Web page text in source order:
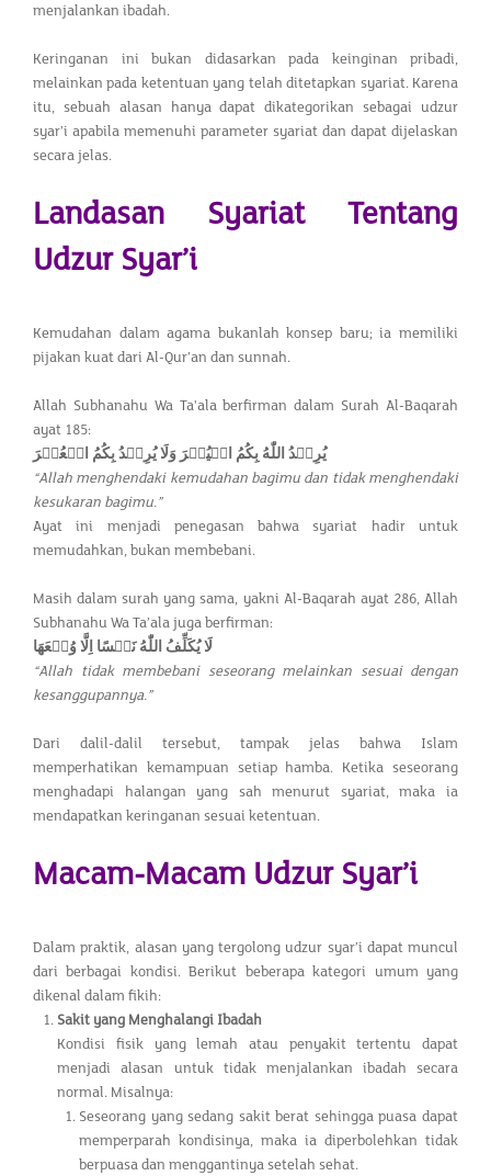
menjalankan ibadah.
Keringanan ini bukan didasarkan pada keinginan pribadi,
melainkan pada ketentuan yang telah ditetapkan syariat. Karena
itu, sebuah alasan hanya dapat dikategorikan sebagai udzur
syar’i apabila memenuhi parameter syariat dan dapat dijelaskan
secara jelas.
Landasan Syariat Tentang
Udzur Syar’i
Kemudahan dalam agama bukanlah konsep baru; ia memiliki
pijakan kuat dari Al-Qur’an dan sunnah.
Allah Subhanahu Wa Ta'ala berfirman dalam Surah Al-Baqarah
ayat 185:
يُرِيۡدُ اللّٰهُ بِکُمُ الۡيُسۡرَ وَلَا يُرِيۡدُ بِکُمُ الۡعُسۡرَ
“Allah menghendaki kemudahan bagimu dan tidak menghendaki
kesukaran bagimu.”
Ayat ini menjadi penegasan bahwa syariat hadir untuk
memudahkan, bukan membebani.
Masih dalam surah yang sama, yakni Al-Baqarah ayat 286, Allah
Subhanahu Wa Ta’ala juga berfirman:
“Allah tidak membebani seseorang melainkan sesuai dengan
kesanggupannya.”
Dari dalil-dalil tersebut, tampak jelas bahwa Islam
memperhatikan kemampuan setiap hamba. Ketika seseorang
menghadapi halangan yang sah menurut syariat, maka ia
mendapatkan keringanan sesuai ketentuan.
Macam-Macam Udzur Syar’i
Dalam praktik, alasan yang tergolong udzur syar’i dapat muncul
dari berbagai kondisi. Berikut beberapa kategori umum yang
dikenal dalam fikih:
Sakit yang Menghalangi Ibadah
Kondisi fisik yang lemah atau penyakit tertentu dapat
menjadi alasan untuk tidak menjalankan ibadah secara
normal. Misalnya:
Seseorang yang sedang sakit berat sehingga puasa dapat
memperparah kondisinya, maka ia diperbolehkan tidak
berpuasa dan menggantinya setelah sehat.